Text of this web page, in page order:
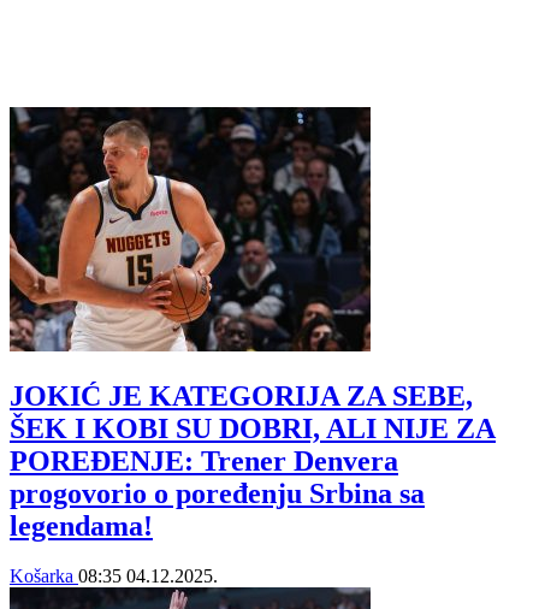
JOKIĆ JE KATEGORIJA ZA SEBE,
ŠEK I KOBI SU DOBRI, ALI NIJE ZA
POREĐENJE: Trener Denvera
progovorio o poređenju Srbina sa
legendama!
Košarka 08:35 04.12.2025.